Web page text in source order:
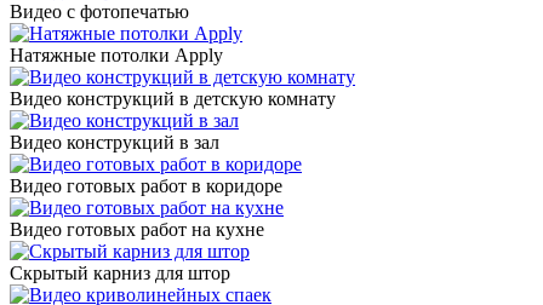
Видео с фотопечатью
Натяжные потолки Apply
Видео конструкций в детскую комнату
Видео конструкций в зал
Видео готовых работ в коридоре
Видео готовых работ на кухне
Скрытый карниз для штор